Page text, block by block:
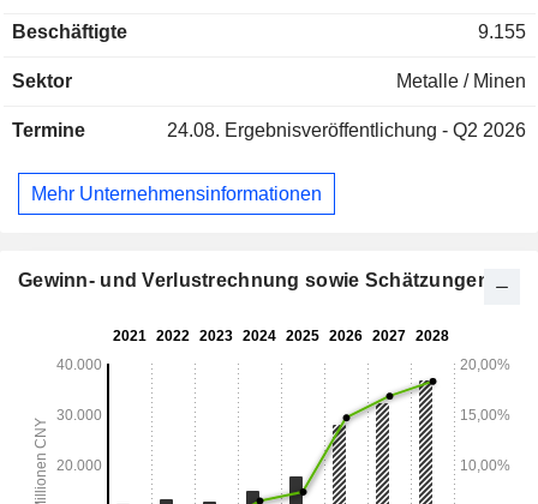
weiterverarbeiteten Produkten und Anlagen tätig. Zu den
Schneidwerkzeuge und Werkzeuge wie
Numerical Control) und Schneidklingen; andere Hartmetalle
Präzisionsteile, traditionelle Legierungen, Bohrwerkzeuge
und Fertigwerkzeuge; hochschmelzende Metalle wie
Wolframverbindungen wie Wolframcarbidpulver, blaues
Beschäftigte 9.155
Sektor Metalle / Minen
Termine 24.08. Ergebnisveröffentlichung - Q2 2026
Mehr Unternehmensinformationen
Gewinn- und Verlustrechnung sowie Schätzungen